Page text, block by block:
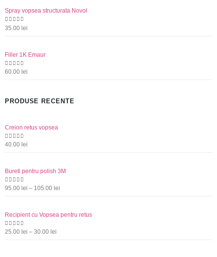
Spray vopsea structurata Novol
0out of 5
35.00 lei
Filler 1K Emaur
0out of 5
60.00 lei
PRODUSE RECENTE
Creion retus vopsea
0out of 5
40.00 lei
Bureti pentru polish 3M
0out of 5
95.00 lei – 105.00 lei
95.00 lei
Recipient cu Vopsea pentru retus
0out of 5
25.00 lei – 30.00 lei